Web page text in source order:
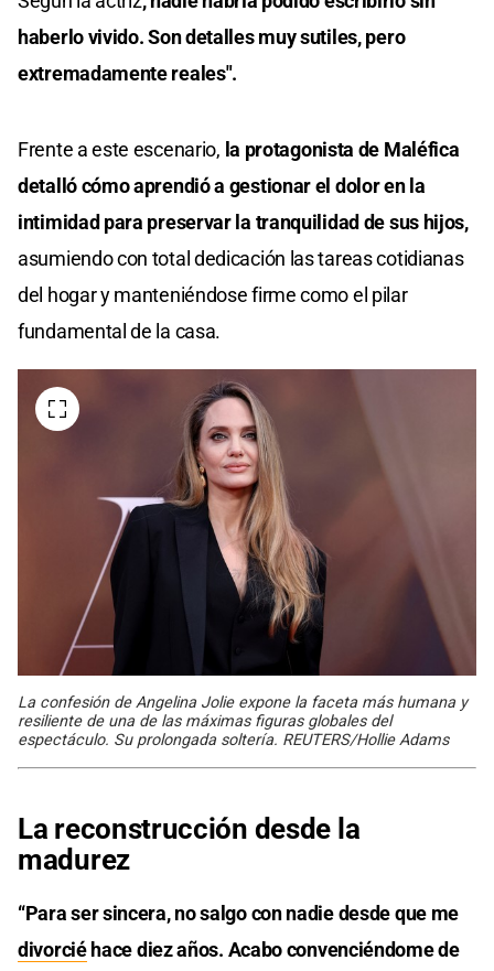
haberlo vivido. Son detalles muy sutiles, pero
extremadamente reales".
Frente a este escenario, la protagonista de Maléfica
detalló cómo aprendió a gestionar el dolor en la
intimidad para preservar la tranquilidad de sus hijos,
asumiendo con total dedicación las tareas cotidianas
del hogar y manteniéndose firme como el pilar
fundamental de la casa.
La confesión de Angelina Jolie expone la faceta más humana y
resiliente de una de las máximas figuras globales del
espectáculo. Su prolongada soltería. REUTERS/Hollie Adams
La reconstrucción desde la
madurez
“Para ser sincera, no salgo con nadie desde que me
divorciéhace diez años. Acabo convenciéndome de